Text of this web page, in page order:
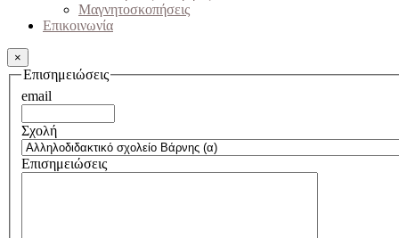
Μαγνητοσκοπήσεις
Επικοινωνία
×
Επισημειώσεις
email
Σχολή
Επισημειώσεις